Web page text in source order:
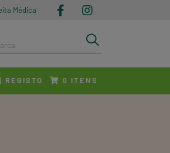
Médica
REGISTO 0 ITENS